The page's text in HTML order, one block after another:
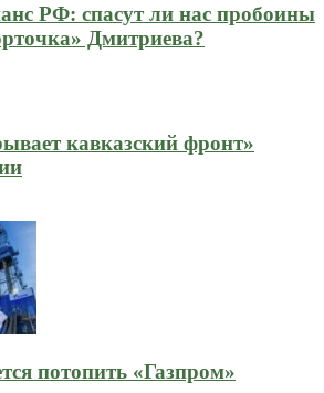
РФ: спасут ли нас пробоины
Дмитриева?
кавказский фронт»
потопить «Газпром»